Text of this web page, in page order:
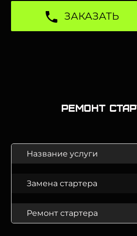
ЗАКАЗАТЬ
Ремонт
Название услуги
Замена стартера
Ремонт стартера